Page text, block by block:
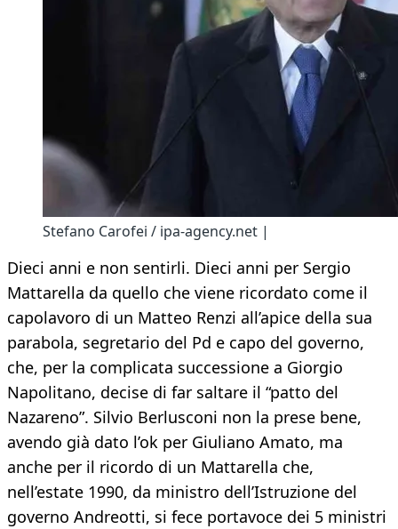
Stefano Carofei / ipa-agency.net |
Dieci anni e non sentirli. Dieci anni per Sergio
Mattarella da quello che viene ricordato come il
capolavoro di un Matteo Renzi all’apice della sua
parabola, segretario del Pd e capo del governo,
che, per la complicata successione a Giorgio
Napolitano, decise di far saltare il “patto del
Nazareno”. Silvio Berlusconi non la prese bene,
avendo già dato l’ok per Giuliano Amato, ma
anche per il ricordo di un Mattarella che,
nell’estate 1990, da ministro dell’Istruzione del
governo Andreotti, si fece portavoce dei 5 ministri